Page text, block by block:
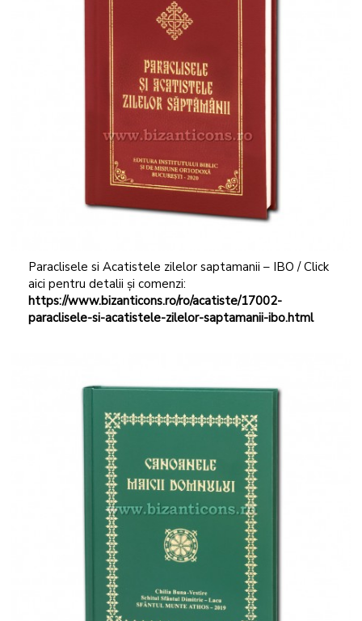
Paraclisele si Acatistele zilelor saptamanii – IBO / Click
aici pentru detalii și comenzi:
https://www.bizanticons.ro/ro/acatiste/17002-
paraclisele-si-acatistele-zilelor-saptamanii-ibo.html